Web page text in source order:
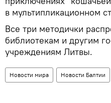
в мультипликационном
Все три методички
библиотекам и другим
учреждениям Литвы.
Новости мира Новости Балтии